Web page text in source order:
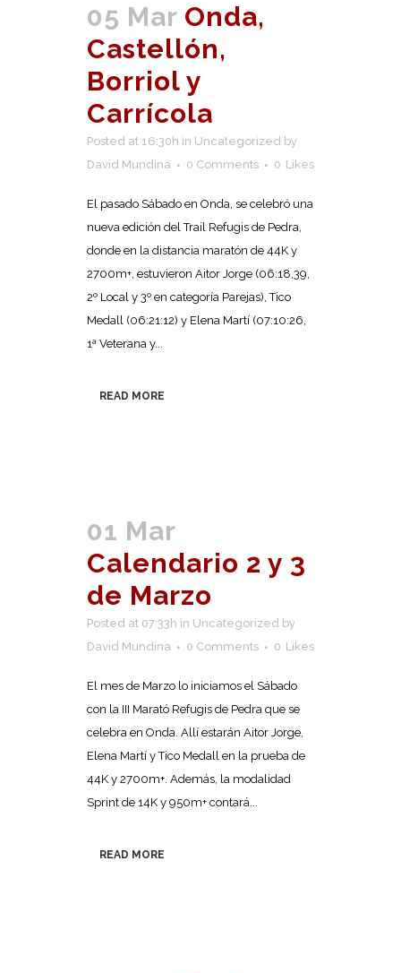
05 Mar Onda,
Castellón,
Borriol y
Carrícola
Posted at 16:30h in Uncategorized by
David Mundina
0 Comments 0 Likes
El pasado Sábado en Onda, se celebró una
nueva edición del Trail Refugis de Pedra,
donde en la distancia maratón de 44K y
2700m+, estuvieron Aitor Jorge (06:18,39,
2º Local y 3º en categoría Parejas), Tico
Medall (06:21:12) y Elena Martí (07:10:26,
1ª Veterana y...
READ MORE
01 Mar
Calendario 2 y 3
de Marzo
Posted at 07:33h in Uncategorized by
David Mundina
0 Comments 0 Likes
El mes de Marzo lo iniciamos el Sábado
con la III Marató Refugis de Pedra que se
celebra en Onda. Allí estarán Aitor Jorge,
Elena Martí y Tico Medall en la prueba de
44K y 2700m+. Además, la modalidad
Sprint de 14K y 950m+ contará...
READ MORE